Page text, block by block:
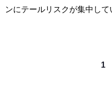
ンにテールリスクが集中して
1